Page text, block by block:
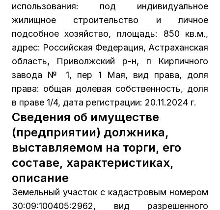
использования: под индивидуальное
жилищное строительство и личное
подсобное хозяйство, площадь: 850 кв.м.,
адрес: Российская Федерация, Астраханская
область, Приволжский р-н, п Кирпичного
завода № 1, пер 1 Мая, вид права, доля
права: общая долевая собственность, доля
в праве 1/4, дата регистрации: 20.11.2024 г.
Сведения об имуществе
(предприятии) должника,
выставляемом на торги, его
составе, характеристиках,
описание
Земельный участок с кадастровым номером
30:09:100405:2962, вид разрешенного